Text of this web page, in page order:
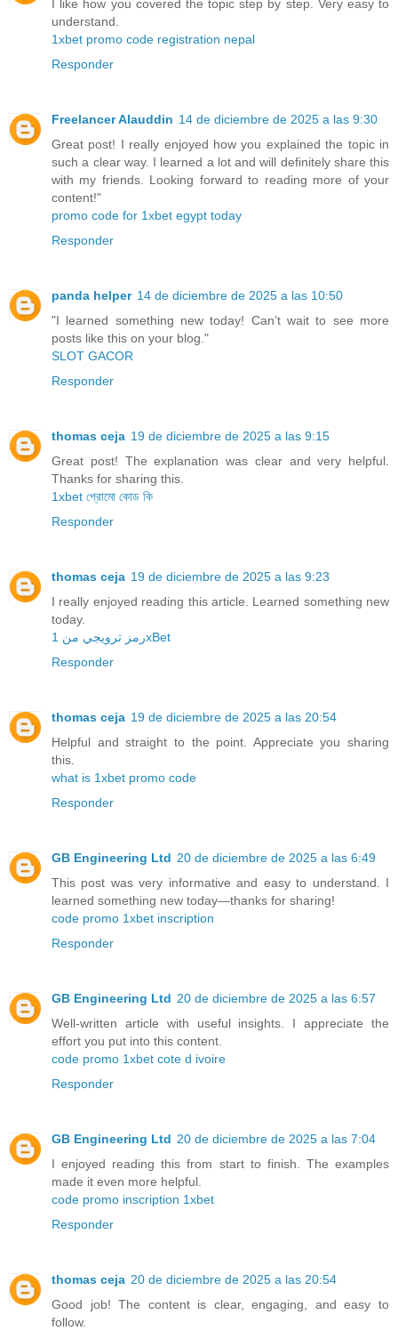
I like how you covered the topic step by step. Very easy to
understand.
1xbet promo code registration nepal
Responder
Freelancer Alauddin 14 de diciembre de 2025 a las 9:30
Great post! I really enjoyed how you explained the topic in
such a clear way. I learned a lot and will definitely share this
with my friends. Looking forward to reading more of your
content!"
promo code for 1xbet egypt today
Responder
panda helper 14 de diciembre de 2025 a las 10:50
"I learned something new today! Can’t wait to see more
posts like this on your blog."
SLOT GACOR
Responder
thomas ceja 19 de diciembre de 2025 a las 9:15
Great post! The explanation was clear and very helpful.
Thanks for sharing this.
1xbet প্রোমো কোড কি
Responder
thomas ceja 19 de diciembre de 2025 a las 9:23
I really enjoyed reading this article. Learned something new
today.
رمز ترويجي من 1xBet
Responder
thomas ceja 19 de diciembre de 2025 a las 20:54
Helpful and straight to the point. Appreciate you sharing
this.
what is 1xbet promo code
Responder
GB Engineering Ltd 20 de diciembre de 2025 a las 6:49
This post was very informative and easy to understand. I
learned something new today—thanks for sharing!
code promo 1xbet inscription
Responder
GB Engineering Ltd 20 de diciembre de 2025 a las 6:57
Well-written article with useful insights. I appreciate the
effort you put into this content.
code promo 1xbet cote d ivoire
Responder
GB Engineering Ltd 20 de diciembre de 2025 a las 7:04
I enjoyed reading this from start to finish. The examples
made it even more helpful.
code promo inscription 1xbet
Responder
thomas ceja 20 de diciembre de 2025 a las 20:54
Good job! The content is clear, engaging, and easy to
follow.